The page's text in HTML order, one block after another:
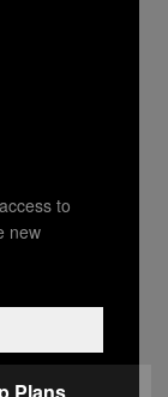
to
new
Plans